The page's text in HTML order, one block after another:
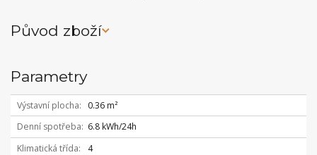
Původ zboží
Parametry
Výstavní plocha
0.36 m²
Denní spotřeba
6.8 kWh/24h
Klimatická třída
4